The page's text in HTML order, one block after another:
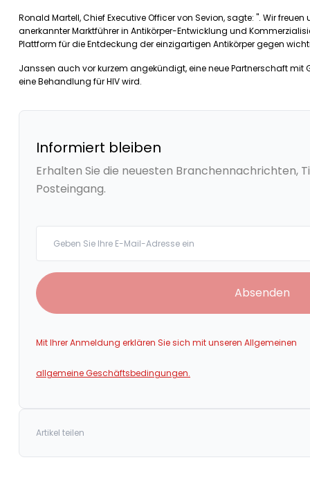
Ronald Martell, Chief Executive Officer von Sevion, sagte: ". Wir
anerkannter Marktführer in Antikörper-Entwicklung und
Plattform für die Entdeckung der einzigartigen Antikörper gegen
Janssen auch vor kurzem angekündigt, eine neue Partnerschaft mit
eine Behandlung für HIV wird.
Informiert bleiben
Erhalten Sie die neuesten Branchennachrichten,
Posteingang.
Absenden
Mit Ihrer Anmeldung erklären Sie sich mit unseren Allgemeinen
allgemeine Geschäftsbedingungen.
Artikel teilen